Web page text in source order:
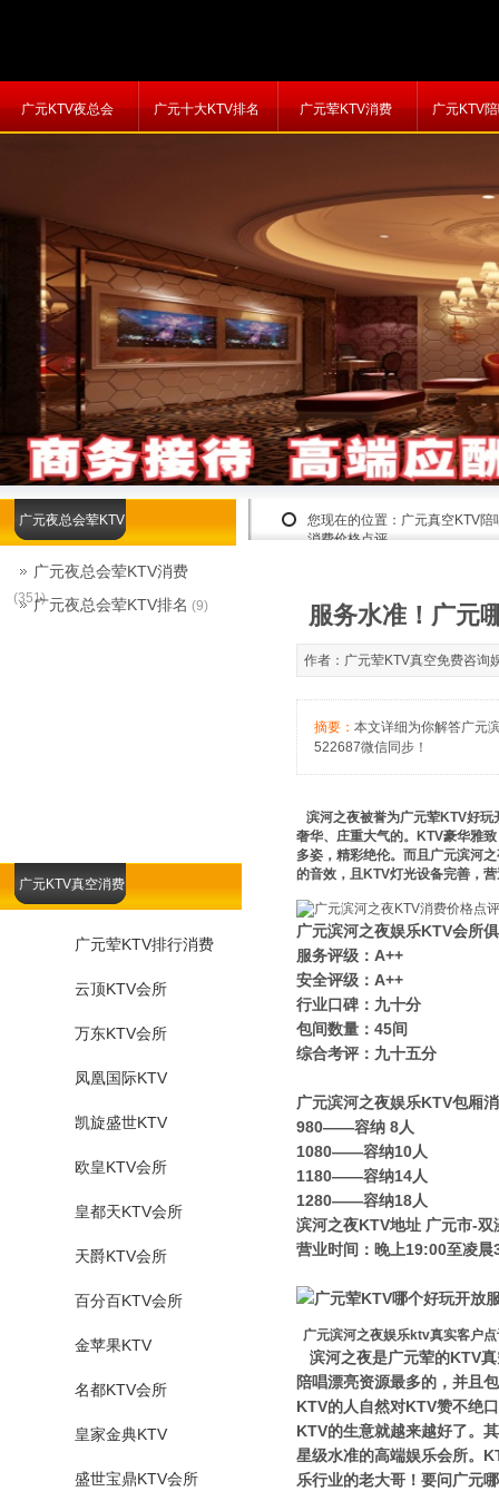
广元KTV夜总会 广元十大KTV排名 广元荤KTV消费 广元KTV
您现在的位置： 广元真空KTV陪
消费价格点评
广元KTV真空消费
广元荤KTV排行消费
云顶KTV会所
万东KTV会所
凤凰国际KTV
凯旋盛世KTV
欧皇KTV会所
皇都天KTV会所
天爵KTV会所
百分百KTV会所
金苹果KTV
名都KTV会所
皇家金典KTV
盛世宝鼎KTV会所
服务水准！广元
作者：广元荤KTV真空免费咨
摘要： 本文详细为你解答广元
522687微信同步！
滨河之夜被誉为广元荤KTV好玩
奢华、庄重大气的。KTV豪华雅
多姿，精彩绝伦。而且广元滨河
的音效，且KTV灯光设备完善，
广元滨河之夜娱乐KTV会所
服务评级：A++
安全评级：A++
行业口碑：九十分
包间数量：45间
综合考评：九十五分
广元滨河之夜娱乐KTV包厢
980——容纳 8人
1080——容纳10人
1180——容纳14人
1280——容纳18人
滨河之夜KTV地址 广元市-
营业时间：晚上19:00至凌晨
广元滨河之夜娱乐ktv真实客户点
滨河之夜是广元荤的KTV
陪唱漂亮资源最多的，并且
KTV的人自然对KTV赞不绝
KTV的生意就越来越好了。
星级水准的高端娱乐会所。
乐行业的老大哥！要问广元
广元夜总会荤KTV
广元夜总会荤KTV消费
(351)广元夜总会荤KTV排名 (9)